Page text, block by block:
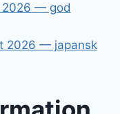
2026 — god
2026 — japansk